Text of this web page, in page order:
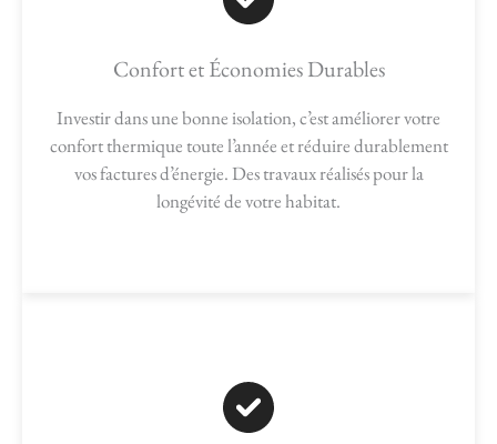
Confort et Économies Durables
Investir dans une bonne isolation, c’est améliorer votre
confort thermique toute l’année et réduire durablement
vos factures d’énergie. Des travaux réalisés pour la
longévité de votre habitat.